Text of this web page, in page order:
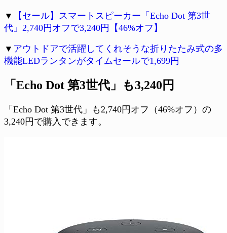
▼
【セール】スマートスピーカー「Echo Dot 第3世
代」2,740円オフで3,240円【46%オフ】
▼ アウトドアで活躍してくれそうな折りたたみ式の多
機能LEDランタンがタイムセールで1,699円
「Echo Dot 第3世代」も3,240円
「Echo Dot 第3世代」も2,740円オフ（46%オフ）の
3,240円で購入できます。